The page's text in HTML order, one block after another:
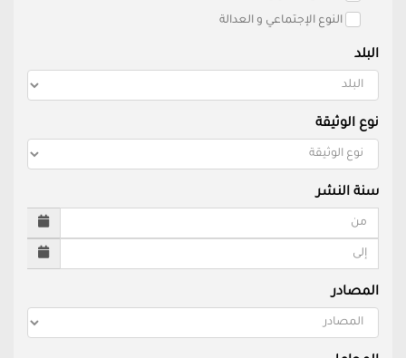
النوع الإجتماعي و العدالة
البلد
نوع الوثيقة
سنة النشر
المصادر